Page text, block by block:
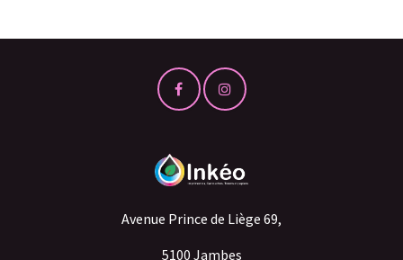
Avenue Prince de Liège 69,
5100 Jambes